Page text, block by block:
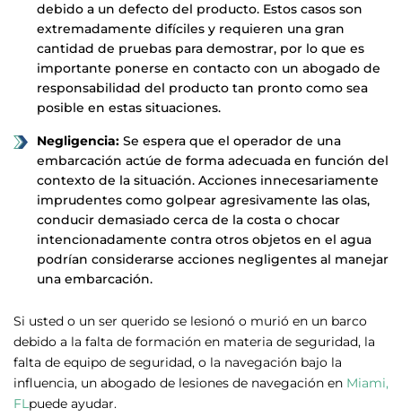
debido a un defecto del producto. Estos casos son
extremadamente difíciles y requieren una gran
cantidad de pruebas para demostrar, por lo que es
importante ponerse en contacto con un abogado de
responsabilidad del producto tan pronto como sea
posible en estas situaciones.
Negligencia: Se espera que el operador de una
embarcación actúe de forma adecuada en función del
contexto de la situación. Acciones innecesariamente
imprudentes como golpear agresivamente las olas,
conducir demasiado cerca de la costa o chocar
intencionadamente contra otros objetos en el agua
podrían considerarse acciones negligentes al manejar
una embarcación.
Si usted o un ser querido se lesionó o murió en un barco
debido a la falta de formación en materia de seguridad, la
falta de equipo de seguridad, o la navegación bajo la
influencia, un abogado de lesiones de navegación en Miami,
FLpuede ayudar.